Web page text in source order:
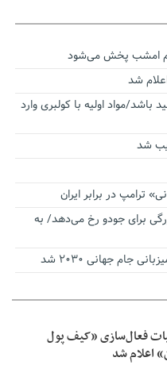
امشب پخش می‌شود
شد
باشد/مواد اولیه با کولبری وارد
شد
ترامپ در برابر ایران
برای جودو رخ می‌دهد/ به
جام جهانی ۲۰۳۰ شد
فعال‌سازی «کیف پول
اعلام شد